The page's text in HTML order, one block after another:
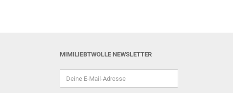
MIMILIEBTWOLLE NEWSLETTER